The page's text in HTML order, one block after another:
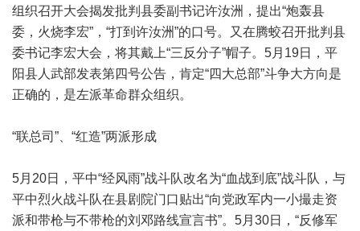
组织召开大会揭发批判县委副书记许汝洲，提出“炮轰县
委，火烧李宏”，“打到许汝洲”的口号。又在腾蛟召开批判县
委书记李宏大会，将其戴上“三反分子”帽子。5月19日，平
阳县人武部发表第四号公告，肯定“四大总部”斗争大方向是
正确的，是左派革命群众组织。
“联总司”、“红造”两派形成
5月20日，平中“经风雨”战斗队改名为“血战到底”战斗队，与
平中烈火战斗队在县剧院门口贴出“向党政军内一小撮走资
派和带枪与不带枪的刘邓路线宣言书”。5月30日，“反修军